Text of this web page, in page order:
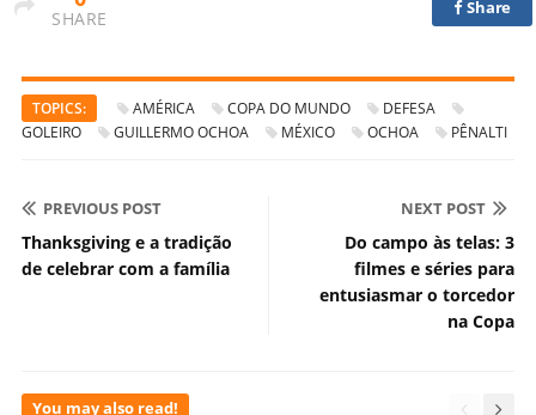
SHARE
Share
TOPICS: AMÉRICA COPA DO MUNDO
DEFESA
GOLEIRO
GUILLERMO OCHOA MÉXICO OCHOA PÊNALTI
PREVIOUS POST
Thanksgiving e a tradição
de celebrar com a família
NEXT POST
Do campo às telas: 3
filmes e séries para
entusiasmar o torcedor
na Copa
You may also read!